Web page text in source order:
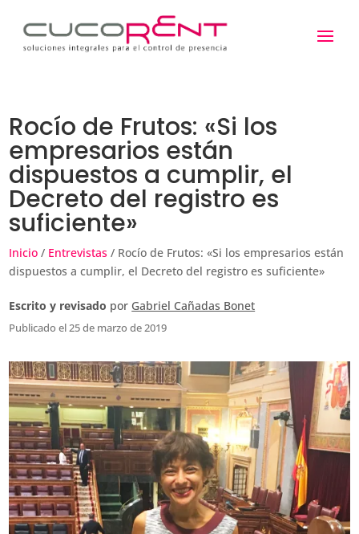
Rocío de Frutos: «Si los
empresarios están
dispuestos a cumplir, el
Decreto del registro es
suficiente»
Inicio / Entrevistas / Rocío de Frutos: «Si los empresarios están
dispuestos a cumplir, el Decreto del registro es suficiente»
Escrito y revisado por Gabriel Cañadas Bonet
Publicado el 25 de marzo de 2019